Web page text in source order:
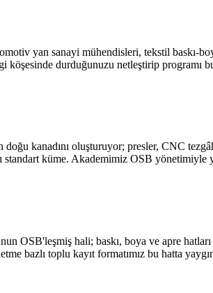
yan sanayi mühendisleri, tekstil baskı-
durduğunuzu netleştirip programı
kanadını oluşturuyor; presler, CNC
küme. Akademimiz OSB yönetimiyle
OSB'leşmiş hali; baskı, boya ve apre
bazlı toplu kayıt formatımız bu hatta